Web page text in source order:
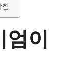
힘
엄이